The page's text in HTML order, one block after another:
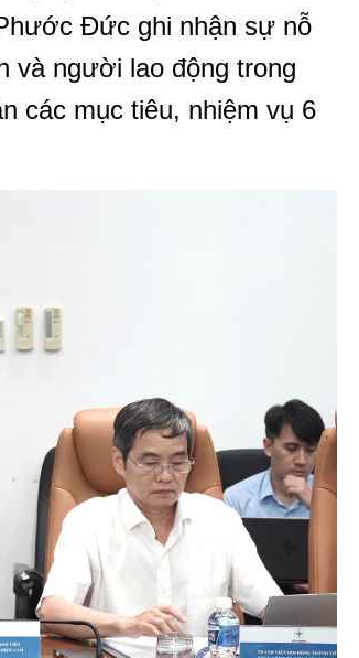
Đức ghi nhận sự nỗ
và người lao động trong
các mục tiêu, nhiệm vụ 6